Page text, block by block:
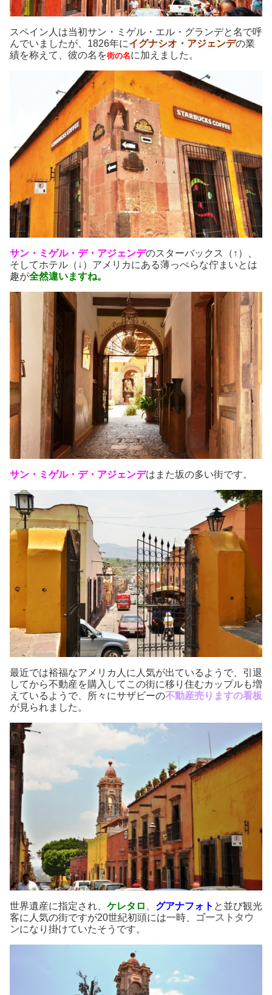
スペイン人は当初サン・ミゲル・エル・グランデと名で呼
んでいましたが、1826年にイグナシオ・アジェンデの業
績を称えて、彼の名を街の名に加えました。
サン・ミゲル・デ・アジェンデのスターバックス（↑）、
そしてホテル（↓）アメリカにある薄っぺらな佇まいとは
趣が全然違いますね。
サン・ミゲル・デ・アジェンデはまた坂の多い街です。
最近では裕福なアメリカ人に人気が出ているようで、引退
してから不動産を購入してこの街に移り住むカップルも増
えているようで、所々にサザビーの不動産売りますの看板
が見られました。
世界遺産に指定され、 ケレタロ グアナフォト と並び観光
客に人気の街ですが20世紀初頭には一時、
ゴーストタウ
ンになり掛けていたそうです。